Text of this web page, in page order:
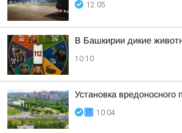
12:05
В Башкирии дикие
10:10
Установка
10:04